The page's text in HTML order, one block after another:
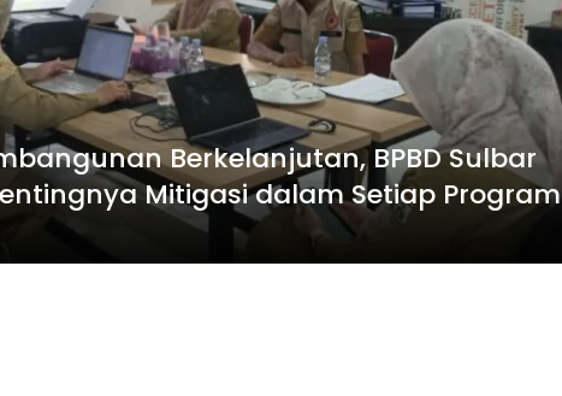
Berkelanjutan, BPBD Sulbar
Mitigasi dalam Setiap Program